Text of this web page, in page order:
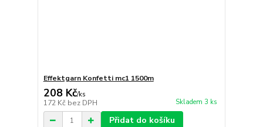
Effektgarn Konfetti mc1 1500m
208 Kč/ks
172 Kč bez DPH Skladem 3 ks
Přidat do košíku